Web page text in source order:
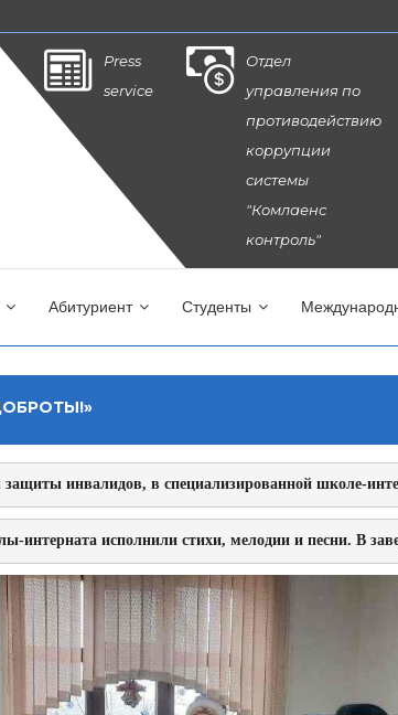
Press
service
Отдел
управления по
противодействию
коррупции
системы
"Комлаенс
контроль"
Абитуриент Студенты
защиты инвалидов, в специализированной
интерната исполнили стихи, мелодии и песни. В